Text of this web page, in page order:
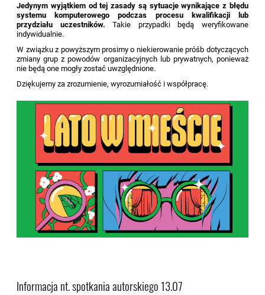
Jedynym wyjątkiem od tej zasady są sytuacje wynikające z błędu
systemu komputerowego podczas procesu kwalifikacji lub
przydziału uczestników. Takie przypadki będą weryfikowane
indywidualnie.
W związku z powyższym prosimy o niekierowanie próśb dotyczących
zmiany grup z powodów organizacyjnych lub prywatnych, ponieważ
nie będą one mogły zostać uwzględnione.
Dziękujemy za zrozumienie, wyrozumiałość i współpracę.
Informacja nt. spotkania autorskiego 13.07